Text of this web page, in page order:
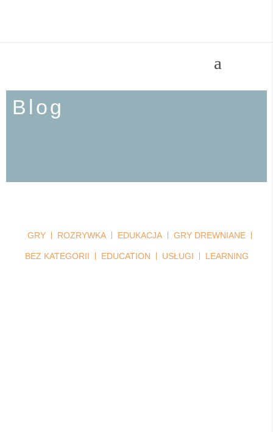
Blog
GRY ROZRYWKA EDUKACJA GRY DREWNIANE
BEZ KATEGORII EDUCATION USŁUGI LEARNING